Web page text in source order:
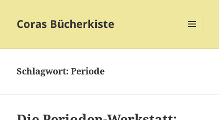
Coras Bücherkiste
Schlagwort:Periode